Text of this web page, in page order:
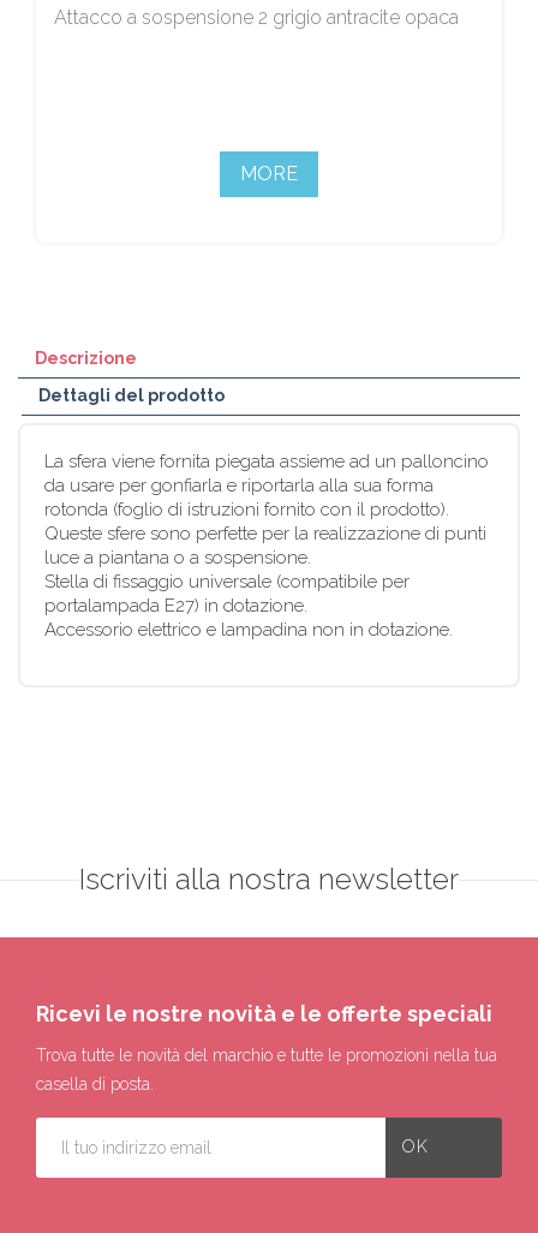
Attacco a sospensione 2 grigio antracite opaca
MORE
Descrizione
Dettagli del prodotto
La sfera viene fornita piegata assieme ad un palloncino
da usare per gonfiarla e riportarla alla sua forma
rotonda (foglio di istruzioni fornito con il prodotto).
Queste sfere sono perfette per la realizzazione di punti
luce a piantana o a sospensione.
Stella di fissaggio universale (compatibile per
portalampada E27) in dotazione.
Accessorio elettrico e lampadina non in dotazione.
Iscriviti alla nostra newsletter
Ricevi le nostre novità e le offerte speciali
Trova tutte le novità del marchio e tutte le promozioni nella tua
casella di posta.